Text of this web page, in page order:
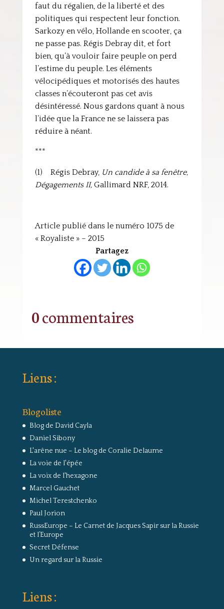
faut du régalien, de la liberté et des
politiques qui respectent leur fonction.
Sarkozy en vélo, Hollande en scooter, ça
ne passe pas. Régis Debray dit, et fort
bien, qu’à vouloir faire peuple on perd
l’estime du peuple. Les éléments
vélocipédiques et motorisés des hautes
classes n’écouteront pas cet avis
désintéressé. Nous gardons quant à nous
l’idée que la France ne se laissera pas
réduire à néant.
***
(1) Régis Debray, Un candide à sa fenêtre,
Dégagements II, Gallimard NRF, 2014.
Article publié dans le numéro 1075 de
« Royaliste » – 2015
Partagez
0 commentaires
Liens :
Blogoliste
Blog de David Cayla
Daniel Sibony
L'arêne nue – Le blog de Coralie Delaume
La voie de l'épée
La voix de l'hexagone
Marcel Gauchet
Michel Terestchenko
Paul Jorion
RussEurope – Le Carnet de Jacques Sapir sur la Russie
et l’Europe
Secret Défense
Un regard sur la Russie
Liens :